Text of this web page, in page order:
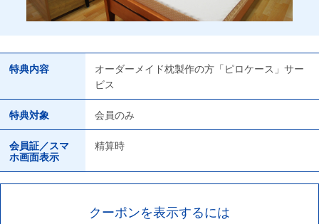
特典内容
オーダーメイド枕製作の方「ピロケース」サー
ビス
特典対象 会員のみ
会員証／スマ
ホ画面表示
精算時
クーポンを表示するには